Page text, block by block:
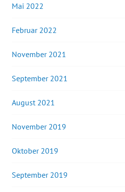
Mai 2022
Februar 2022
November 2021
September 2021
August 2021
November 2019
Oktober 2019
September 2019